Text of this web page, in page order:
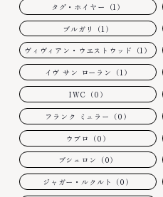
タグ・ホイヤー（1）
ブルガリ（1）
ヴィヴィアン・ウエストウッド（1）
イヴ サン ローラン（1）
IWC（0）
フランク ミュラー（0）
ウブロ（0）
ブシュロン（0）
ジャガー・ルクルト（0）